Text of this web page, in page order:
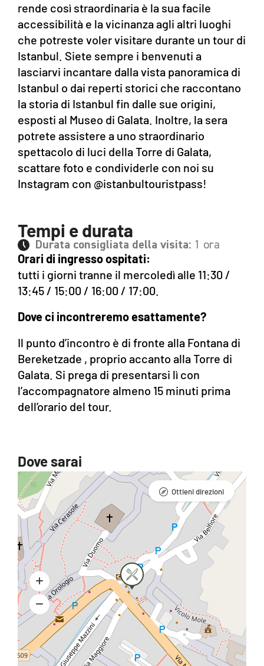
rende così straordinaria è la sua facile
accessibilità e la vicinanza agli altri luoghi
che potreste voler visitare durante un tour di
Istanbul. Siete sempre i benvenuti a
lasciarvi incantare dalla vista panoramica di
Istanbul o dai reperti storici che raccontano
la storia di Istanbul fin dalle sue origini,
esposti al Museo di Galata. Inoltre, la sera
potrete assistere a uno straordinario
spettacolo di luci della Torre di Galata,
scattare foto e condividerle con noi su
Instagram con @istanbultouristpass!
Tempi e durata
Durata consigliata della visita: 1 ora
Orari di ingresso ospitati:
tutti i giorni tranne il mercoledì alle 11:30 /
13:45 / 15:00 / 16:00 / 17:00.
Dove ci incontreremo esattamente?
Il punto d’incontro è di fronte alla Fontana di
Bereketzade , proprio accanto alla Torre di
Galata. Si prega di presentarsi lì con
l’accompagnatore almeno 15 minuti prima
dell’orario del tour.
Dove sarai
Ottieni direzioni